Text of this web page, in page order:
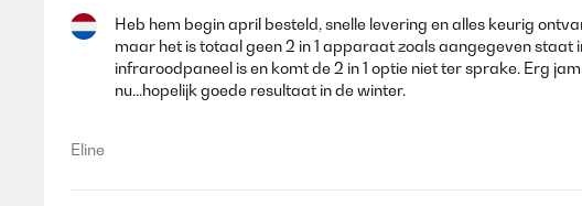
Heb hem begin april besteld, snelle levering en alles keurig
maar het is totaal geen 2 in 1 apparaat zoals aangegeven
infraroodpaneel is en komt de 2 in 1 optie niet ter sprake. Erg
nu...hopelijk goede resultaat in de winter.
Eline